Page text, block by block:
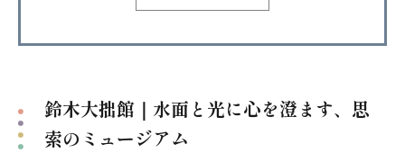
鈴木大拙館｜水面と光に心を澄ます、思
索のミュージアム